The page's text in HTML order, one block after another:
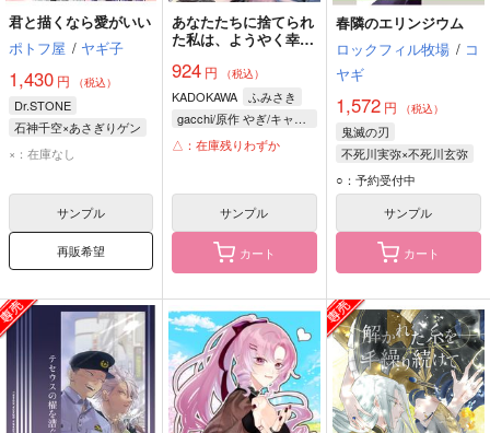
君と描くなら愛がいい
ポトフ屋 / ヤギ子
1,430 円 （税込）
Dr.STONE
石神千空×あさぎりゲン
石神千空
×：在庫なし
サンプル
再販希望
あなたたちに捨てられ
た私は、ようやく幸せ
924 円 （税込）
KADOKAWA
ふみさき
gacchi/原作 やぎ/キャラクター原案
△：在庫残りわずか
サンプル
カート
春隣のエリンジウム
ロックフィル牧場 / コ
ヤギ
1,572円 （税込）
鬼滅の刃
不死川実弥×不死川玄弥
不死川実弥
不死川玄弥
○：予約受付中
サンプル
カート